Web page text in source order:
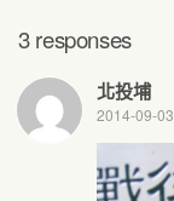
3 responses
北投埔
2014-09-03